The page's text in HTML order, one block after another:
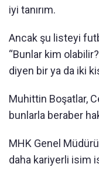
iyi tanırım.
Ancak şu listeyi
“Bunlar kim
diyen bir ya da iki
Muhittin Boşatlar,
bunlarla beraber
MHK Genel
daha kariyerli isim